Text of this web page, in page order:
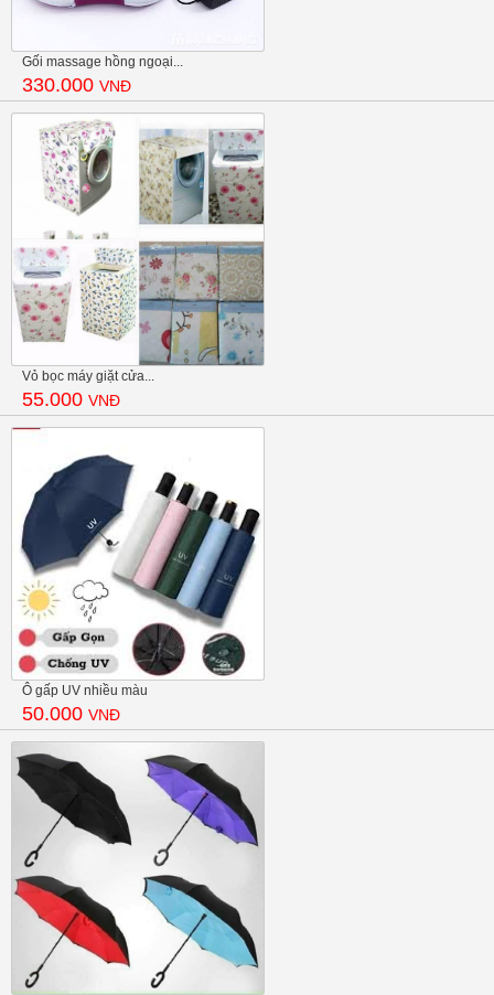
Gối massage hồng ngoại...
330.000 VNĐ
Vỏ bọc máy giặt cửa...
55.000 VNĐ
Ô gấp UV nhiều màu
50.000 VNĐ